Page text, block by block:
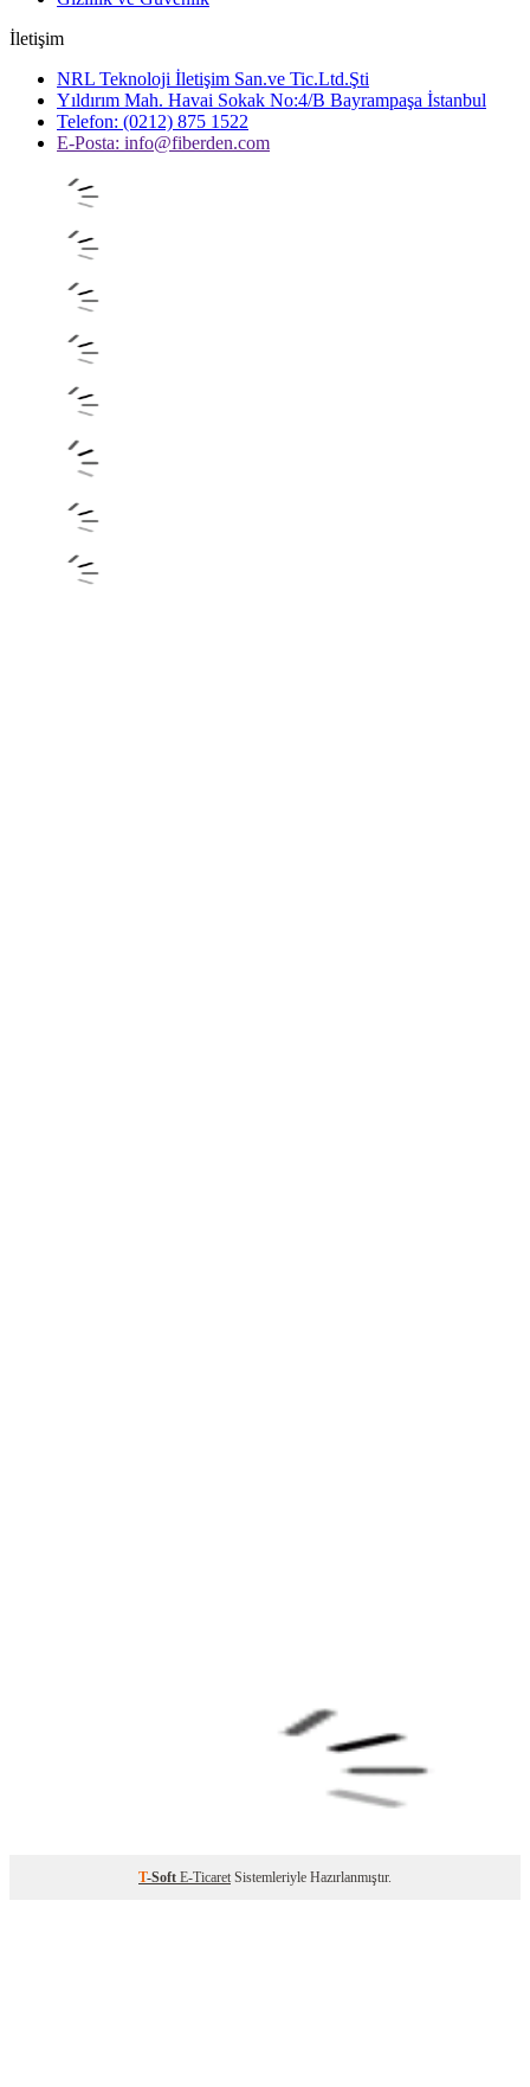
İletişim
NRL Teknoloji İletişim San.ve Tic.Ltd.Şti
Yıldırım Mah. Havai Sokak No:4/B Bayrampaşa İstanbul
Telefon: (0212) 875 1522
E-Posta: info@fiberden.com
T-Soft E-Ticaret Sistemleriyle Hazırlanmıştır.